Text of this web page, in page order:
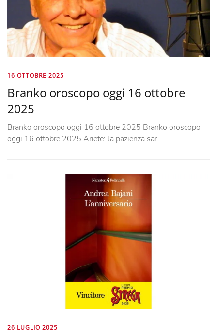
16 OTTOBRE 2025
Branko oroscopo oggi 16 ottobre
2025
Branko oroscopo oggi 16 ottobre 2025 Branko oroscopo
oggi 16 ottobre 2025 Ariete: la pazienza sar…
26 LUGLIO 2025